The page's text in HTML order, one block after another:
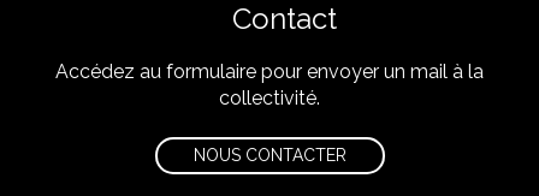
Contact
Accédez au formulaire pour envoyer un mail à la
collectivité.
NOUS CONTACTER